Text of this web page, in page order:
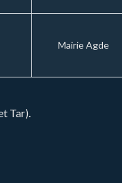
Mairie Agde
Tar).